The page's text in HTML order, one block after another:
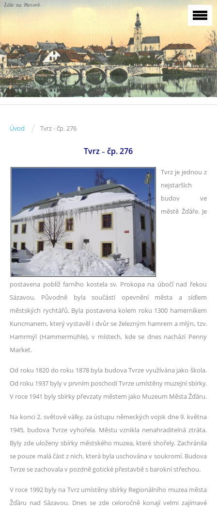
Úvod / Tvrz - čp. 276
Tvrz – čp. 276
Tvrz je jednou z
nejstarších
budov ve
městě Žďáře. Je
postavena poblíž farního kostela sv. Prokopa na úbočí nad řekou
Sázavou. Původně byla součástí opevnění města a sídlem
městských rychtářů. Byla postavena kolem roku 1300 hamerníkem
Kuncmanem, který vystavěl i dvůr se železným hamrem a mlýn, tzv.
Hamrmýl (Hammermühle), v místech, kde se dnes nachází Penny
Market.
Od roku 1820 do roku 1878 byla budova Tvrze využívána jako škola.
Od roku 1937 byly v prvním poschodí Tvrze umístěny muzejní sbírky.
V roce 1941 byly sbírky převzaty městem jako Muzeum Města Žďáru.
Na konci 2. světové války, za ústupu německých vojsk dne 9. května
1945, budova Tvrze vyhořela. Městu vznikla nenahraditelná ztráta.
Byly zde uloženy sbírky městského muzea, které shořely. Zachránila
se pouze malá část z nich, která byla uschována v soukromí. Budova
Tvrze se zachovala v pozdně gotické přestavbě s barokní střechou.
V roce 1992 byly na Tvrz umístěny sbírky Regionálního muzea města
Žďáru nad Sázavou. Dnes se zde celoročně konají velmi zajímavé